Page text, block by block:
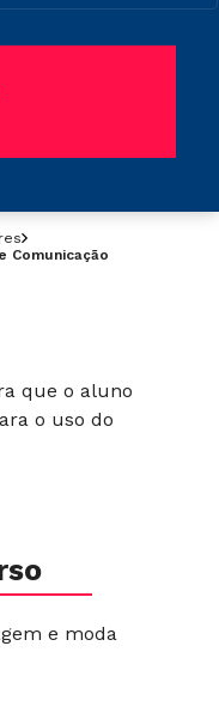
Comunicação
que o aluno
o uso do
e moda